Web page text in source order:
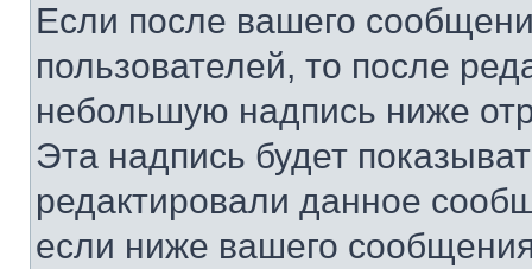
Если после вашего
пользователей, то после
небольшую надпись ниже
Эта надпись будет
редактировали данное
если ниже вашего